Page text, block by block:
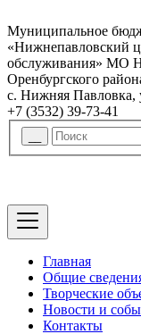
Муниципальное
«Нижнепавловский
обслуживания» МО
Оренбургского
с. Нижняя Павловка,
+7 (3532) 39-73-41
Главная
Общие
Творческие
Новости и
Контакты